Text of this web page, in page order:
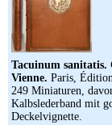
Tacuinum sanitatis.
Vienne. Paris,
249 Miniaturen,
Kalbslederband mit
Deckelvignette.